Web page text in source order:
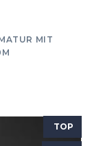
MIT
TOP